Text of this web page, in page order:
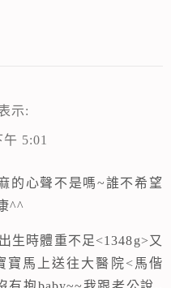
示:
5:01
的心聲不是嗎~誰不希望
^^
生時體重不足<1348g>又
寶馬上送往大醫院<馬偕